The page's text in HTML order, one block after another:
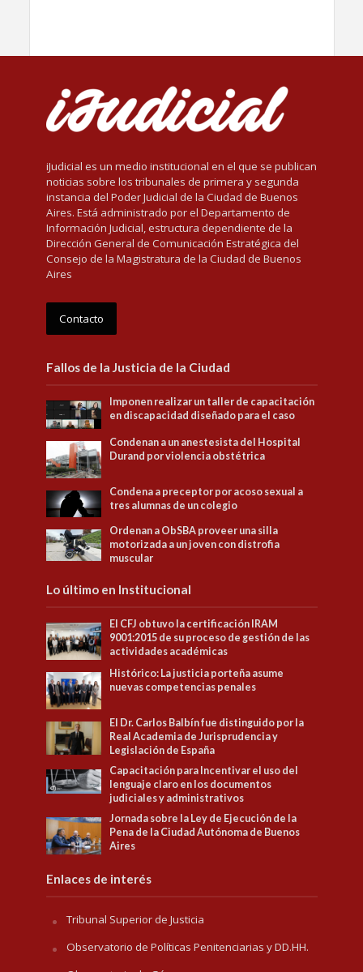
iJudicial es un medio institucional en el que se publican
noticias sobre los tribunales de primera y segunda
instancia del Poder Judicial de la Ciudad de Buenos
Aires. Está administrado por el Departamento de
Información Judicial, estructura dependiente de la
Dirección General de Comunicación Estratégica del
Consejo de la Magistratura de la Ciudad de Buenos
Aires
Contacto
Fallos de la Justicia de la Ciudad
Imponen realizar un taller de capacitación
en discapacidad diseñado para el caso
Condenan a un anestesista del Hospital
Durand por violencia obstétrica
Condena a preceptor por acoso sexual a
tres alumnas de un colegio
Ordenan a ObSBA proveer una silla
motorizada a un joven con distrofia
muscular
Lo último en Institucional
El CFJ obtuvo la certificación IRAM
9001:2015 de su proceso de gestión de las
actividades académicas
Histórico: La justicia porteña asume
nuevas competencias penales
El Dr. Carlos Balbín fue distinguido por la
Real Academia de Jurisprudencia y
Legislación de España
Capacitación para Incentivar el uso del
lenguaje claro en los documentos
judiciales y administrativos
Jornada sobre la Ley de Ejecución de la
Pena de la Ciudad Autónoma de Buenos
Aires
Enlaces de interés
Tribunal Superior de Justicia
Observatorio de Políticas Penitenciarias y DD.HH.